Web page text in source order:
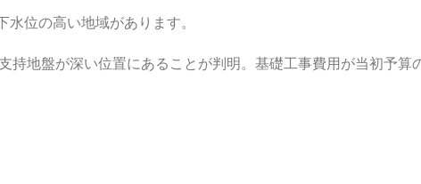
位の高い地域があります。
持地盤が深い位置にあることが判明。基礎工事費用が当初予算